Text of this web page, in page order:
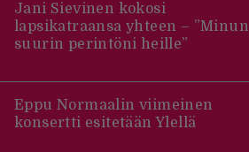
Jani Sievinen kokosi
lapsikatraansa yhteen – ”Minun
suurin perintöni heille”
Eppu Normaalin viimeinen
konsertti esitetään Ylellä